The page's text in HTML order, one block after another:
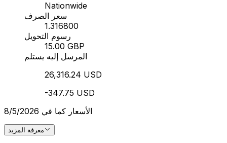
Nationwide
سعر الصرف
1.316800
رسوم التحويل
15.00 GBP
المرسل إليه يستلم
26,316.24 USD
-347.75 USD
الأسعار كما في 8/5/2026
معرفة المزيد